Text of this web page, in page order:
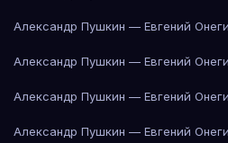
Александр Пушкин — Евгений
Александр Пушкин — Евгений
Александр Пушкин — Евгений
Александр Пушкин — Евгений